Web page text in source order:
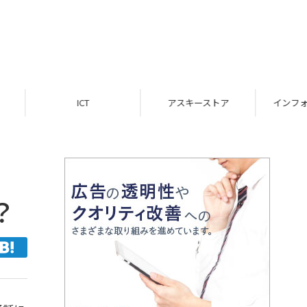
インフォメーション